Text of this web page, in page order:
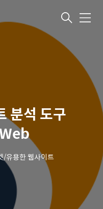
메
분석 도구
/유용한 웹사이트